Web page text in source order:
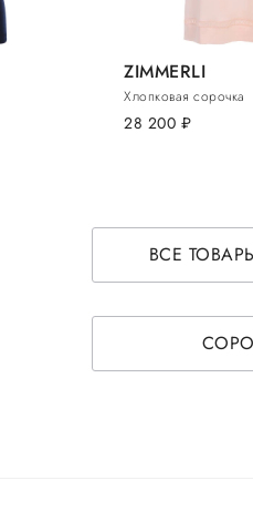
ZIMMERLI
Хлопковая сорочка
28 200 руб.
ВСЕ